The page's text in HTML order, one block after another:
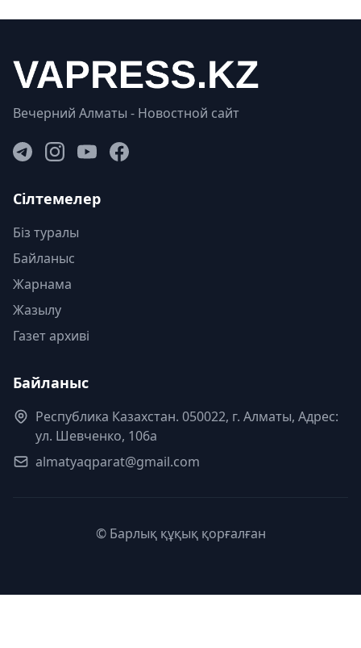
Вечерний Алматы - Новостной сайт
Сілтемелер
Біз туралы
Байланыс
Жарнама
Жазылу
Газет архиві
Байланыс
Республика Казахстан. 050022, г. Алматы, Адрес:
ул. Шевченко, 106а
almatyaqparat@gmail.com
© Барлық құқық қорғалған